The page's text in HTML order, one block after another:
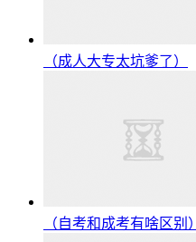
（成人大专太坑爹了）
（自考和成考有啥区别）